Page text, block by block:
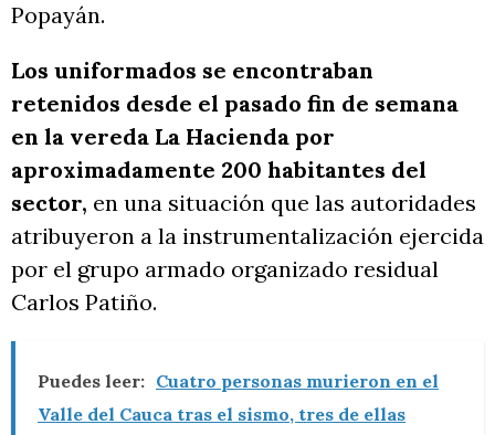
Popayán.
Los uniformados se encontraban
retenidos desde el pasado fin de semana
en la vereda La Hacienda por
aproximadamente 200 habitantes del
sector, en una situación que las autoridades
atribuyeron a la instrumentalización ejercida
por el grupo armado organizado residual
Carlos Patiño.
Puedes leer: Cuatro personas murieron en el
Valle del Cauca tras el sismo, tres de ellas